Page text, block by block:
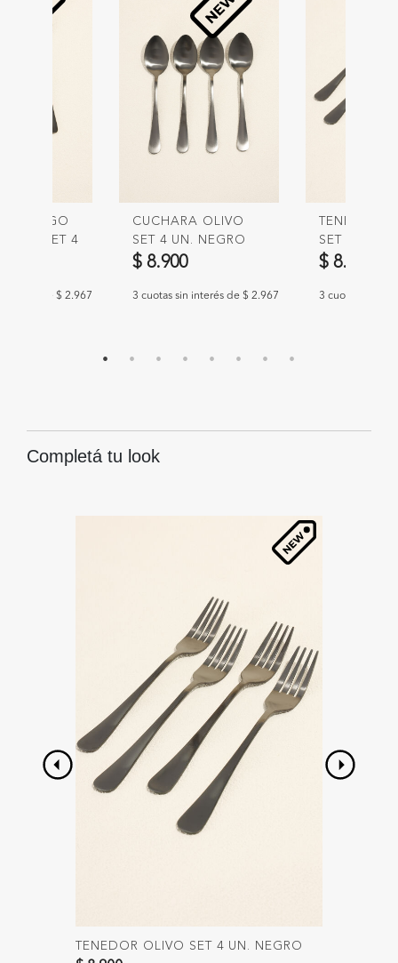
MANGO
SET 4
interés de $ 2.967
CUCHARA OLIVO
SET 4 UN. NEGRO
$ 8.900
3 cuotas sin interés de $ 2.967
TENEDOR
SET 4 UN.
$ 8.900
3 cuotas sin
Completá tu look
TENEDOR OLIVO SET 4 UN. NEGRO